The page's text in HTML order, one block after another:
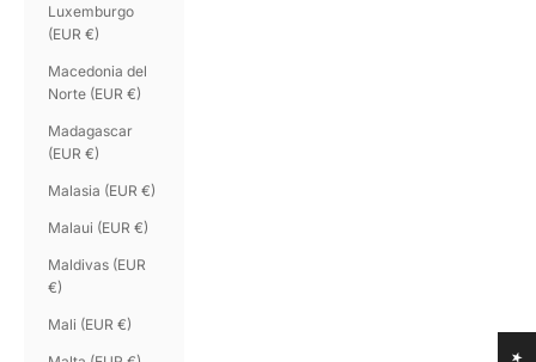
Luxemburgo
(EUR €)
Macedonia del
Norte (EUR €)
Madagascar
(EUR €)
Malasia (EUR €)
Malaui (EUR €)
Maldivas (EUR
€)
Mali (EUR €)